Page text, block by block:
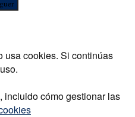
usa cookies. Si continúas
incluido cómo gestionar las